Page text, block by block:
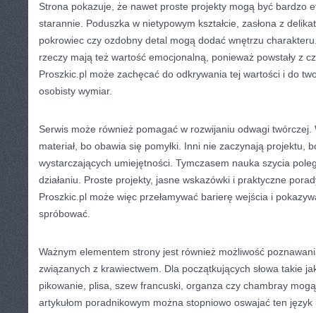
Strona pokazuje, że nawet proste projekty mogą być bardzo
starannie. Poduszka w nietypowym kształcie, zasłona z
pokrowiec czy ozdobny detal mogą dodać wnętrzu
rzeczy mają też wartość emocjonalną, ponieważ powstały z
Proszkic.pl może zachęcać do odkrywania tej wartości i do
osobisty wymiar.
Serwis może również pomagać w rozwijaniu odwagi twórczej.
materiał, bo obawia się pomyłki. Inni nie zaczynają projektu,
wystarczających umiejętności. Tymczasem nauka szycia
działaniu. Proste projekty, jasne wskazówki i praktyczne
Proszkic.pl może więc przełamywać barierę wejścia i
spróbować.
Ważnym elementem strony jest również możliwość
związanych z krawiectwem. Dla początkujących słowa takie
pikowanie, plisa, szew francuski, organza czy chambray
artykułom poradnikowym można stopniowo oswajać ten